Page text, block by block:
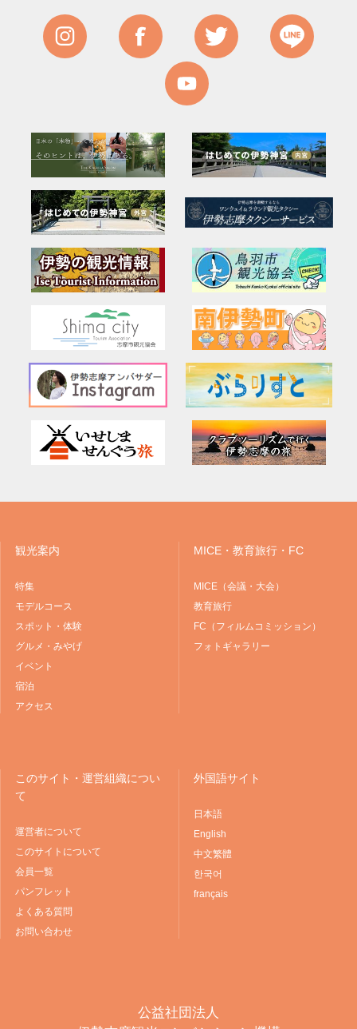
観光案内
特集
モデルコース
スポット・体験
グルメ・みやげ
イベント
宿泊
アクセス
MICE・教育旅行・FC
MICE（会議・大会）
教育旅行
FC（フィルムコミッション）
フォトギャラリー
このサイト・運営組織につい
て
運営者について
このサイトについて
会員一覧
パンフレット
よくある質問
お問い合わせ
外国語サイト
日本語
English
中文繁體
한국어
français
公益社団法人